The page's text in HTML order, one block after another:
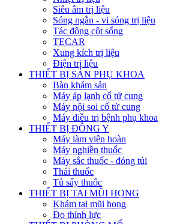
Siêu âm trị liệu
Sóng ngắn - vi sóng trị liệu
Tác động cột sống
TECAR
Xung kích trị liệu
Điện trị liệu
THIẾT BỊ SẢN PHỤ KHOA
Bàn khám sản
Máy áp lạnh cổ tử cung
Máy nội soi cổ tử cung
Máy điều trị bệnh phụ khoa
THIẾT BỊ ĐÔNG Y
Máy làm viên hoàn
Máy nghiền thuốc
Máy sắc thuốc - đóng túi
Thái thuốc
Tủ sấy thuốc
THIẾT BỊ TAI MŨI HỌNG
Khám tai mũi họng
Đo thính lực